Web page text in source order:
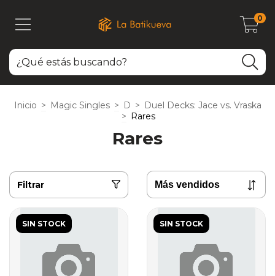
0
Inicio > Magic Singles > D > Duel Decks: Jace vs. Vraska
> Rares
Rares
Filtrar
SIN STOCK SIN STOCK